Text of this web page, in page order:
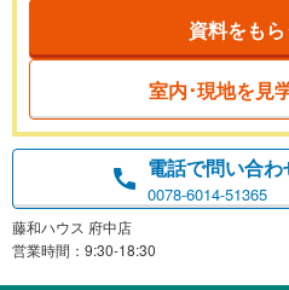
資料をもら
室内･現地を見
電話で問い合わ
0078-6014-51365
藤和ハウス 府中店
営業時間：9:30-18:30